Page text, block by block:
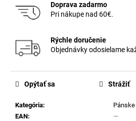
Doprava zadarmo
Pri nákupe nad 60€.
Rýchle doručenie
Objednávky odosielame
Kategória:
EAN:
—
Opýtať sa Strážiť